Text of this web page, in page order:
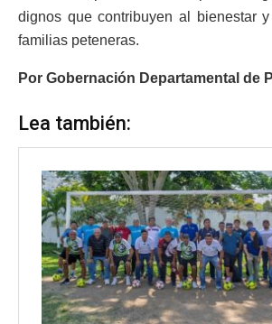
dignos que contribuyen al bienestar
familias peteneras.
Por Gobernación Departamental de
Lea también: